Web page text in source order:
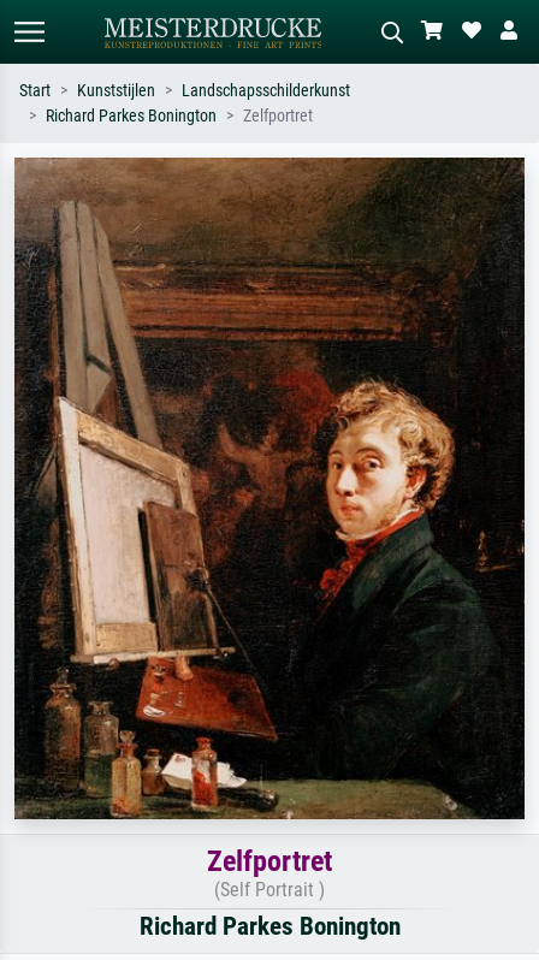
Zoek op kunstenaar, titel of stijl – bijv.
Monet, Sterrennacht, impressionisme,
Hokusai-golf, naakt.
Beschrijf de scène – bijv. groene
weide, abstract met veel rood, donker
olieverfschilderij, staand naakt naast
een boom.
Start Kunststijlen
Landschapsschilderkunst
Richard Parkes Bonington
Zelfportret
Zelfportret
(Self Portrait )
Richard Parkes Bonington